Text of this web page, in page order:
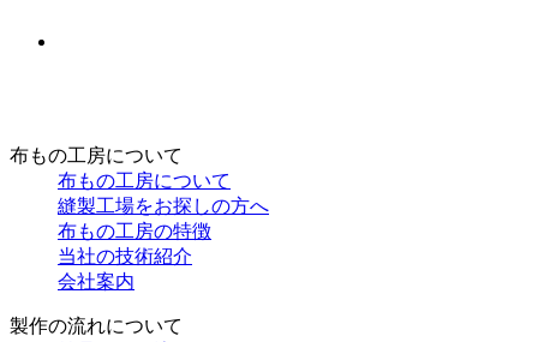
布もの工房について
布もの工房について
縫製工場をお探しの方へ
布もの工房の特徴
当社の技術紹介
会社案内
製作の流れについて